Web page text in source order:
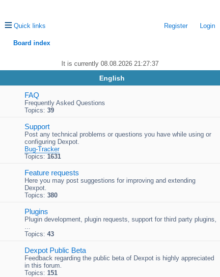
Quick links Login
Register
Board index
rc
h
It is currently 08.08.2026 21:27:37
English
FAQ
Frequently Asked Questions
Topics: 39
Support
Post any technical problems or questions you have while using or
configuring Dexpot.
Bug-Tracker
Topics: 1631
Feature requests
Here you may post suggestions for improving and extending
Dexpot.
Topics: 380
Plugins
Plugin development, plugin requests, support for third party plugins,
...
Topics: 43
Dexpot Public Beta
Feedback regarding the public beta of Dexpot is highly appreciated
in this forum.
Topics: 151